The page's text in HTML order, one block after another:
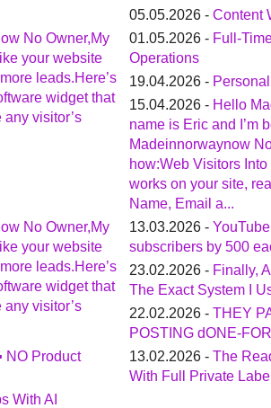
05.05.2026 -Content
No Owner,My
your website
leads.Here’s
widget that
visitor’s
01.05.2026 - Full-
Operations
19.04.2026 -
15.04.2026 - Hello
name is Eric and I’m
Madeinnorwaynow
how:Web Visitors
works on your site,
Name, Email a...
No Owner,My
your website
leads.Here’s
widget that
visitor’s
13.03.2026 -
subscribers by 500
23.02.2026 - Finally,
The Exact System I
22.02.2026 -THEY
POSTING dONE-
NO Product
13.02.2026 -The
With Full Private
With AI